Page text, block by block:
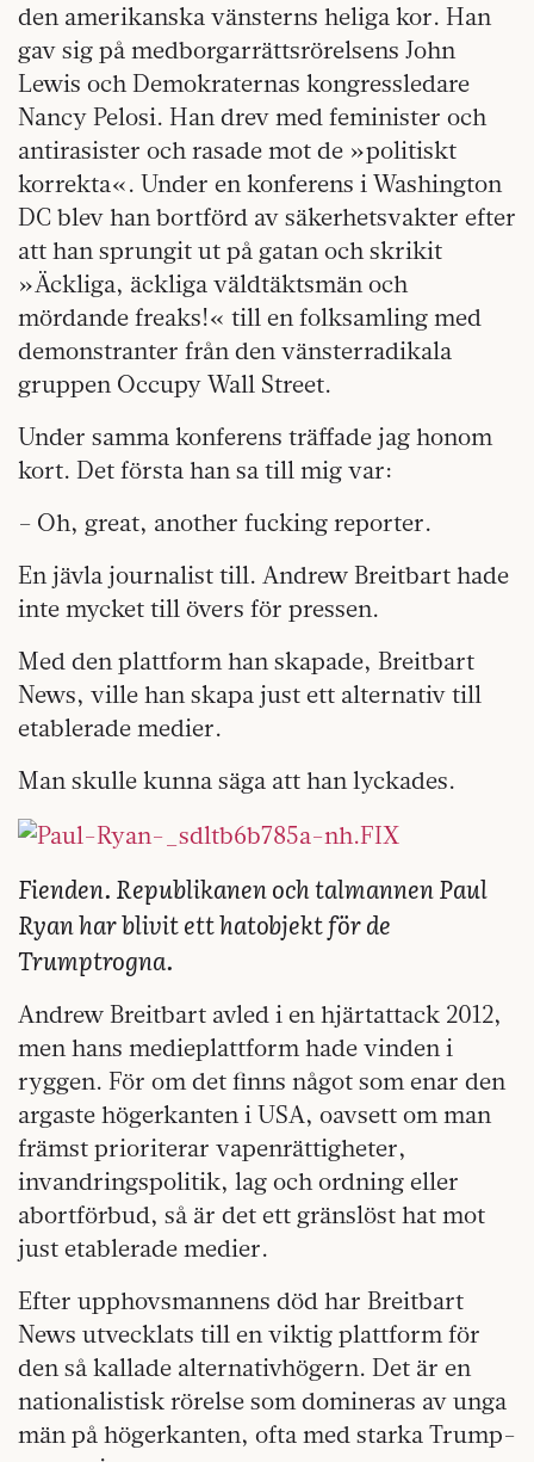
den amerikanska vänsterns heliga kor. Han
gav sig på medborgarrättsrörelsens John
Lewis och Demokraternas kongressledare
Nancy Pelosi. Han drev med feminister och
antirasister och rasade mot de »politiskt
korrekta«. Under en konferens i Washington
DC blev han bortförd av säkerhetsvakter efter
att han sprungit ut på gatan och skrikit
»Äckliga, äckliga väldtäktsmän och
mördande freaks!« till en folksamling med
demonstranter från den vänsterradikala
gruppen Occupy Wall Street.
Under samma konferens träffade jag honom
kort. Det första han sa till mig var:
– Oh, great, another fucking reporter.
En jävla journalist till. Andrew Breitbart hade
inte mycket till övers för pressen.
Med den plattform han skapade, Breitbart
News, ville han skapa just ett alternativ till
etablerade medier.
Man skulle kunna säga att han lyckades.
Fienden. Republikanen och talmannen Paul
Ryan har blivit ett hatobjekt för de
Trumptrogna.
Andrew Breitbart avled i en hjärtattack 2012,
men hans medieplattform hade vinden i
ryggen. För om det finns något som enar den
argaste högerkanten i USA, oavsett om man
främst prioriterar vapenrättigheter,
invandringspolitik, lag och ordning eller
abortförbud, så är det ett gränslöst hat mot
just etablerade medier.
Efter upphovsmannens död har Breitbart
News utvecklats till en viktig plattform för
den så kallade alternativhögern. Det är en
nationalistisk rörelse som domineras av unga
män på högerkanten, ofta med starka Trump-